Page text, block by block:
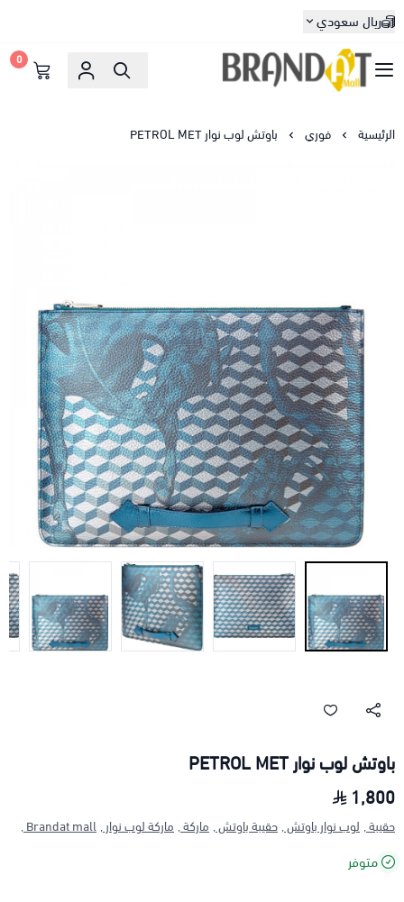
ريال سعودي
براندات مول
0
الرئيسية فوري باوتش لوب نوار PETROL MET
باوتش لوب نوار PETROL MET
1,800
حقيبة , لوب نوار باوتش , حقيبة باوتش , ماركة , ماركة لوب نوار , Brandat mall ,
متوفر